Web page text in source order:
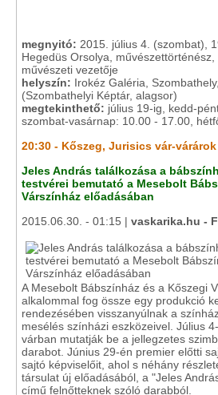
megnyitó: 2015. július 4. (szombat),
Hegedüs Orsolya,
művészeti vezetője
helyszín: Irokéz Galéria,
(Szombathelyi Képtár, alagsor)
megtekinthető: július 19-ig, kedd-
szombat-vasárnap: 10.00 - 17.00,
20:30 - Kőszeg, Jurisics vár-várárok
Jeles András találkozása a
testvérei bemutató a Mesebolt
Várszínház előadásában
2015.06.30. - 01:15 | vaskarika.hu -
A Mesebolt Bábszínház és a Kőszegi
alkalommal fog össze egy produkció
rendezésében visszanyúlnak a
mesélés színházi eszközeivel. Július
várban mutatják be a jellegzetes
darabot. Június 29-én premier előtti
sajtó képviselőit, ahol s néhány
társulat új előadásából, a "Jeles
című felnőtteknek szóló darabból.